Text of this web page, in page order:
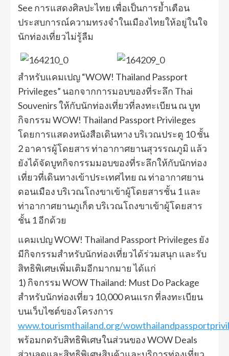
See การแสดงศิลปะไทย เพื่อเป็นการย้ำเตือน
ประสบการณ์ความทรงจำในเมืองไทยให้อยู่ในใจ
นักท่องเที่ยวไม่รู้ลืม
สำหรับแคมเปญ “WOW! Thailand Passport
Privileges” นอกจากการมอบของที่ระลึก Thai
Souvenirs ให้กับนักท่องเที่ยวที่ลงทะเบียน ณ บูท
กิจกรรม WOW! Thailand Passport Privileges
โดยการแสดงหนังสือเดินทาง บริเวณประตู 10 ชั้น
2 อาคารผู้โดยสาร ท่าอากาศยานสุวรรณภูมิ แล้ว
ยังได้จัดบูทกิจกรรมมอบของที่ระลึกให้กับนักท่อง
เที่ยวที่เดินทางเข้าประเทศไทย ณ ท่าอากาศยาน
ดอนเมือง บริเวณโถงขาเข้าผู้โดยสารชั้น 1 และ
ท่าอากาศยานภูเก็ต บริเวณโถงขาเข้าผู้โดยสาร
ชั้น 1 อีกด้วย
แคมเปญ WOW! Thailand Passport Privileges ยัง
มีกิจกรรมสำหรับนักท่องเที่ยวได้ร่วมสนุก และรับ
สิทธิพิเศษเพิ่มเติมอีกมากมาย ได้แก่
1) กิจกรรม WOW Thailand: Must Do Package
สำหรับนักท่องเที่ยว 10,000 คนแรก ที่ลงทะเบียน
บนเว็บไซต์ของโครงการ
www.tourismthailand.org/
พร้อมกดรับสิทธิพิเศษในส่วนของ WOW Deals